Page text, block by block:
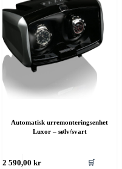
Automatisk urremonteringsenhet
Luxor – sølv/svart
2 590,00kr 🛒